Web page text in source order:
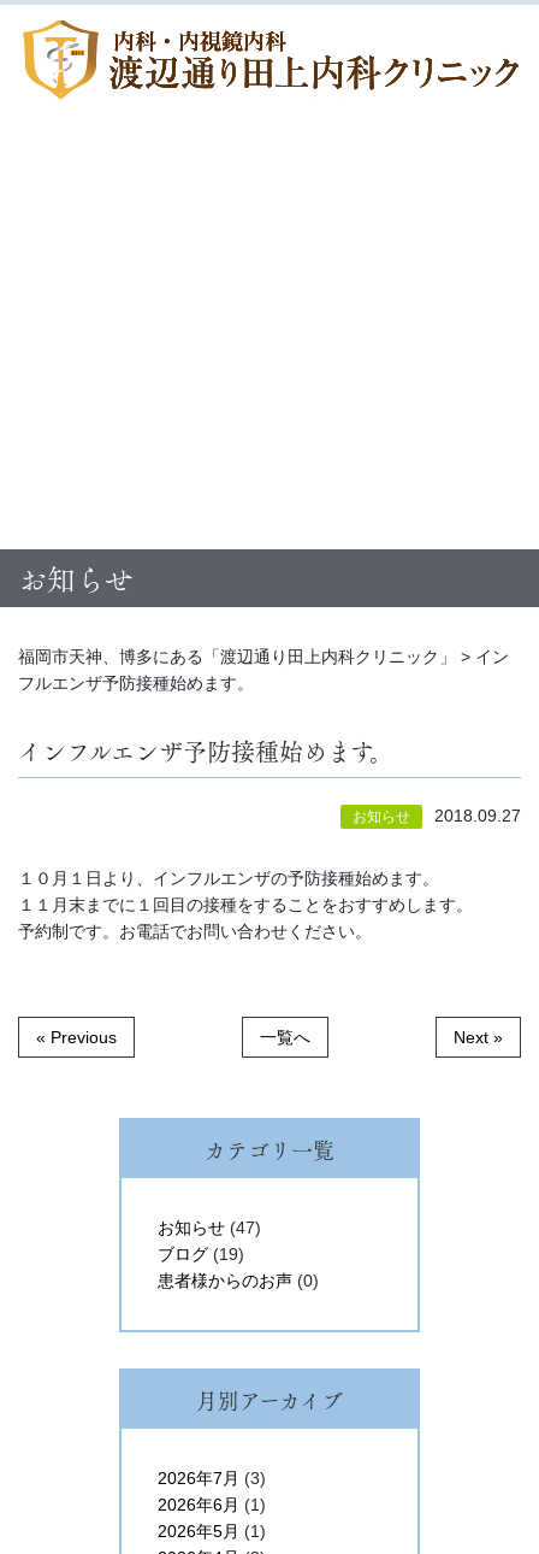
お知らせ
福岡市天神、博多にある「渡辺通り田上内科クリニック」 > イン
フルエンザ予防接種始めます。
インフルエンザ予防接種始めます。
お知らせ 2018.09.27
１０月１日より、インフルエンザの予防接種始めます。
１１月末までに１回目の接種をすることをおすすめします。
予約制です。お電話でお問い合わせください。
« Previous 一覧へ Next »
カテゴリ一覧
お知らせ (47)
ブログ (19)
患者様からのお声 (0)
月別アーカイブ
2026年7月 (3)
2026年6月 (1)
2026年5月 (1)